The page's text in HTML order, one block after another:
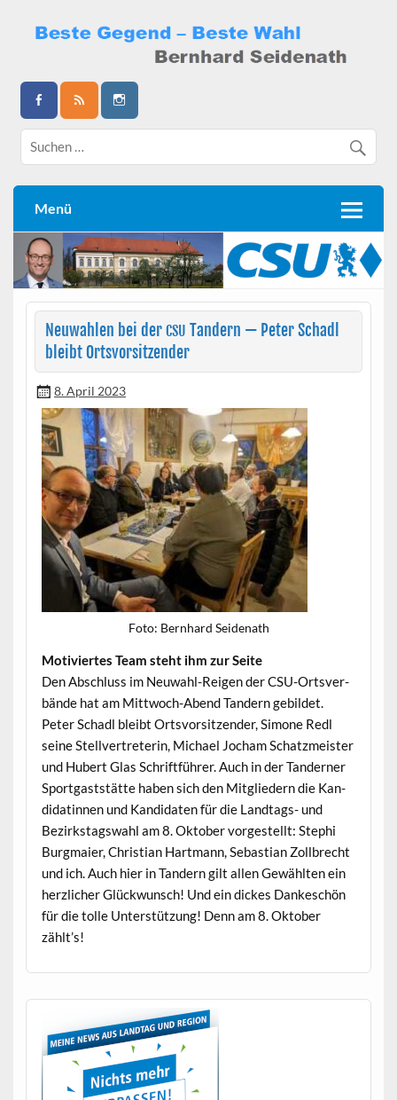
content
Bernhard Seidenath
Menü
Neuwahlen bei derCSU Tandern — Peter Schadl
bleibt Ortsvorsitzender
8. April 2023
Foto: Bern­hard Seidenath
Motiviertes Team ste­ht ihm zur Seite
Den Abschluss im Neuwahl-Reigen der CSU-Ortsver­
bände hat am Mittwoch-Abend Tandern gebildet.
Peter Schadl bleibt Ortsvor­sitzen­der, Simone Redl
seine Stel­lvertreterin, Michael Jocham Schatzmeis­ter
und Hubert Glas Schrift­führer. Auch in der Tandern­er
Sport­gast­stätte haben sich den Mit­gliedern die Kan­
di­datin­nen und Kan­di­dat­en für die Land­tags- und
Bezirk­stagswahl am 8. Okto­ber vorgestellt: Stephi
Burgmaier, Chris­t­ian Hart­mann, Sebas­t­ian Zoll­brecht
und ich. Auch hier in Tandern gilt allen Gewählten ein
her­zlich­er Glück­wun­sch! Und ein dick­es Dankeschön
für die tolle Unter­stützung! Denn am 8. Okto­ber
zählt’s!